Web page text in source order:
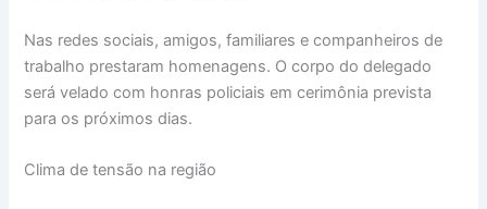
Nas redes sociais, amigos, familiares e companheiros de
trabalho prestaram homenagens. O corpo do delegado
será velado com honras policiais em cerimônia prevista
para os próximos dias.
Clima de tensão na região